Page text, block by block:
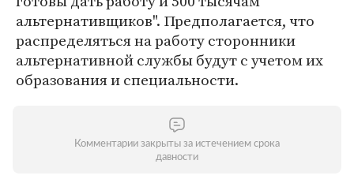
альтернативщиков". Предполагается, что
распределяться на работу сторонники
альтернативной службы будут с учетом их
образования и специальности.
Комментарии закрыты за истечением срока
давности